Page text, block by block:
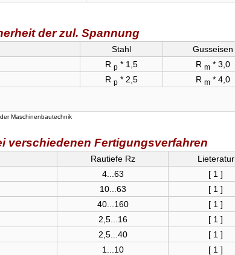
der zul. Spannung
Stahl
Gusseisen
R p * 1,5 R m * 3,0
R p * 2,5 R m * 4,0
Maschinenbautechnik
verschiedenen Fertigungsverfahren
Rautiefe Rz
Lieteratur
4...63
[ 1 ]
10...63
[ 1 ]
40...160
[ 1 ]
2,5...16
[ 1 ]
2,5...40
[ 1 ]
1...10
[ 1 ]